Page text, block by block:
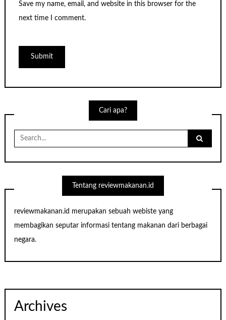
Save my name, email, and website in this browser for the
next time I comment.
Cari apa?
Search
for:
Tentang reviewmakanan.id
reviewmakanan.id merupakan sebuah webiste yang
membagikan seputar informasi tentang makanan dari berbagai
negara.
Archives